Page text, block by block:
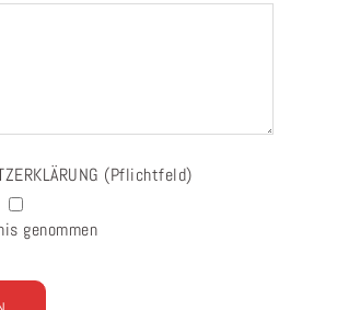
(Pflichtfeld)
genommen